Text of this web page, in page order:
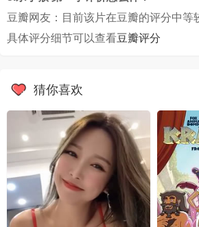
豆瓣网友：目前该片在豆瓣的评分中等
具体评分细节可以查看豆瓣评分
猜你喜欢